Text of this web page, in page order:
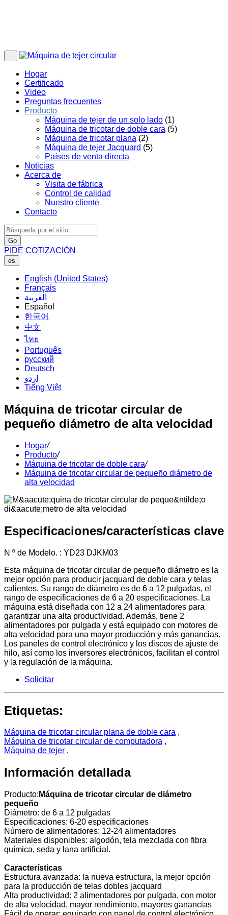
Hogar
Certificado
Video
Preguntas frecuentes
Producto
Máquina de tejer de un solo lado (1)
Máquina de tricotar de doble cara (5)
Máquina de tricotar plana (2)
Máquina de tejer Jacquard (5)
Países de venta directa
Noticias
Acerca de
Visita de fábrica
Control de calidad
Nuestro cliente
Contacto
Go
PIDE COTIZACIÓN
es
English (United States)
Français
العربية
Español
한국어
中文
ไทย
Português
русский
Deutsch
اردو
Tiếng Việt
Máquina de tricotar circular de
pequeño diámetro de alta velocidad
Hogar/
Producto/
Máquina de tricotar de doble cara/
Máquina de tricotar circular de pequeño diámetro de
alta velocidad
Especificaciones/características clave
N º de Modelo. : YD23 DJKM03
Esta máquina de tricotar circular de pequeño diámetro es la
mejor opción para producir jacquard de doble cara y telas
calientes. Su rango de diámetro es de 6 a 12 pulgadas, el
rango de especificaciones de 6 a 20 especificaciones. La
máquina está diseñada con 12 a 24 alimentadores para
garantizar una alta productividad. Además, tiene 2
alimentadores por pulgada y está equipado con motores de
alta velocidad para una mayor producción y más ganancias.
Los paneles de control electrónico y los discos de ajuste de
hilo, así como los inversores electrónicos, facilitan el control
y la regulación de la máquina.
Solicitar
Etiquetas:
Máquina de tricotar circular plana de doble cara ,
Máquina de tricotar circular de computadora ,
Máquina de tejer .
Información detallada
Producto: Máquina de tricotar circular de diámetro
pequeño
Diámetro: de 6 a 12 pulgadas
Especificaciones: 6-20 especificaciones
Número de alimentadores: 12-24 alimentadores
Materiales disponibles: algodón, tela mezclada con fibra
química, seda y lana artificial.
Características
Estructura avanzada: la nueva estructura, la mejor opción
para la producción de telas dobles jacquard
Alta productividad: 2 alimentadores por pulgada, con motor
de alta velocidad, mayor rendimiento, mayores ganancias